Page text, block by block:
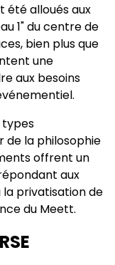
été alloués aux
1" du centre de
bien plus que
une
aux besoins
types
la philosophie
offrent un
aux
la privatisation de
du Meett.